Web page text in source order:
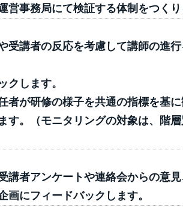
事務局にて検証する体制をつくり
講者の反応を考慮して講師の進
します。
者が研修の様子を共通の指標を基
す。（モニタリングの対象は、階
講者アンケートや連絡会からの意
にフィードバックします。